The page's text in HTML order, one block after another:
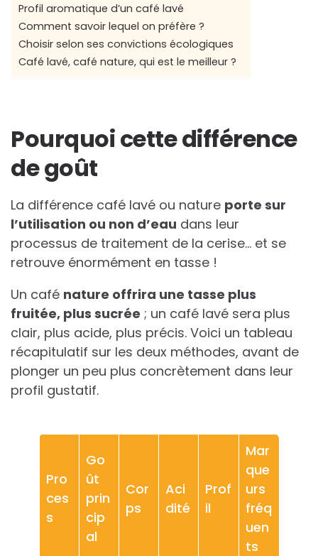
Profil aromatique d’un café lavé
Comment savoir lequel on préfère ?
Choisir selon ses convictions écologiques
Café lavé, café nature, qui est le meilleur ?
Pourquoi cette différence
de goût
La différence café lavé ou nature porte sur
l’utilisation ou non d’eau dans leur
processus de traitement de la cerise… et se
retrouve énormément en tasse !
Un café nature offrira une tasse plus
fruitée, plus sucrée ; un café lavé sera plus
clair, plus acide, plus précis. Voici un tableau
récapitulatif sur les deux méthodes, avant de
plonger un peu plus concrètement dans leur
profil gustatif.
Pro
ces
s
Go
ût
prin
cip
al
Cor
ps
Aci
dité
Prof
il
Mar
que
urs
fréq
uen
ts